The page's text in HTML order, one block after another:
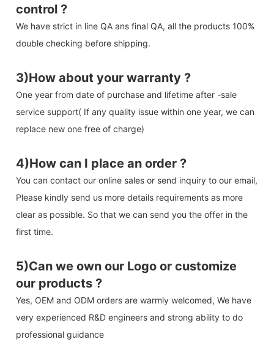
control ?
We have strict in line QA ans final QA, all the products 100%
double checking before shipping.
3)How about your warranty ?
One year from date of purchase and lifetime after -sale
service support( If any quality issue within one year, we can
replace new one free of charge)
4)How can I place an order ?
You can contact our online sales or send inquiry to our email,
Please kindly send us more details requirements as more
clear as possible. So that we can send you the offer in the
first time.
5)Can we own our Logo or customize
our products ?
Yes, OEM and ODM orders are warmly welcomed, We have
very experienced R&D engineers and strong ability to do
professional guidance